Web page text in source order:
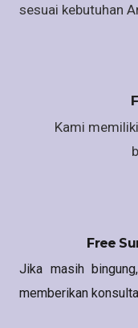
sesuai kebutuhan
Kami
Free
Jika masih
memberikan